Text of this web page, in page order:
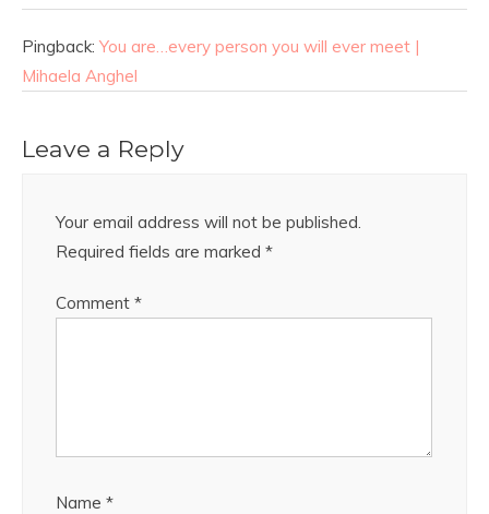
Pingback: You are…every person you will ever meet |
Mihaela Anghel
Leave a Reply
Your email address will not be published.
Required fields are marked *
Comment *
Name *